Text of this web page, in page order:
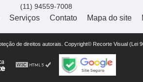
(11) 94559-7008
Serviços Contato Mapa do site
de direitos autorais. Copyright© Recorte Visual (Lei